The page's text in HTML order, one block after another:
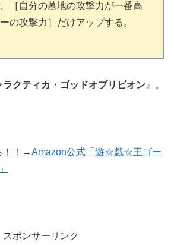
［自分の墓地の攻撃力が一番高
の攻撃力］だけアップする。
ラクティカ・ゴッドオブリビオン 』。
！！→Amazon公式「遊☆戯☆王ゴー
スポンサーリンク